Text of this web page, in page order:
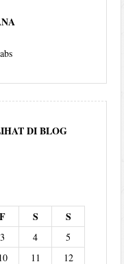
DI BLOG
F S S
3 4
5
11
12